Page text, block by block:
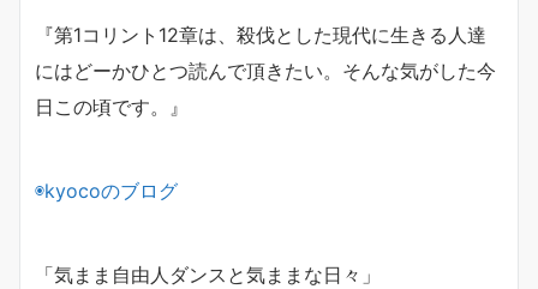
『第1コリント12章は、 殺伐とした現代に生きる人達
にはどーかひとつ読んで頂きたい。 そんな気がした今
日この頃です。』
◉kyocoのブログ
「気まま自由人ダンスと気ままな日々」